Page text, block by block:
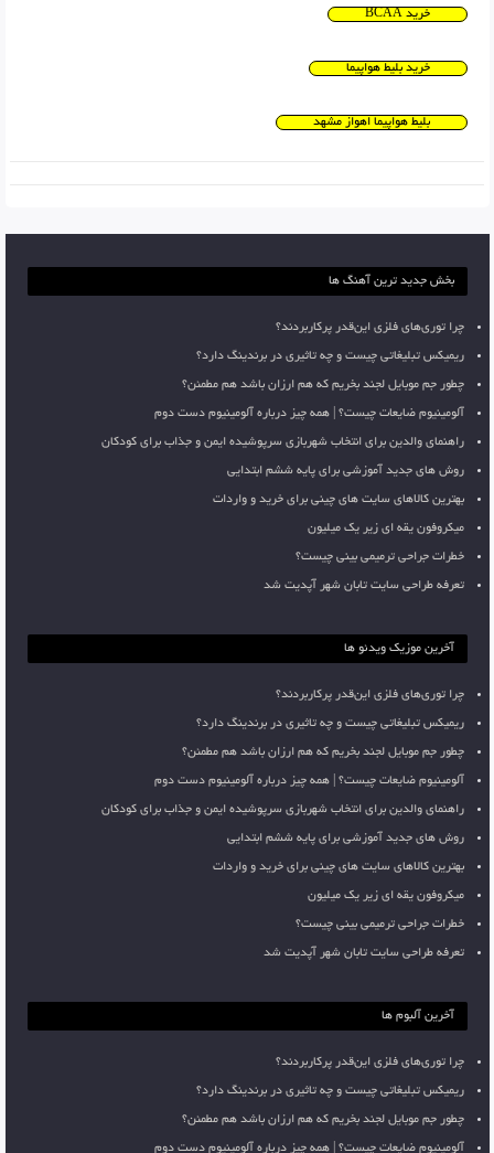
خرید BCAA
خرید بلیط هواپیما
بلیط هواپیما اهواز مشهد
بخش جدید ترین آهنگ ها
چرا توری‌های فلزی این‌قدر پرکاربردند؟
ریمیکس تبلیغاتی چیست و چه تاثیری در برندینگ دارد؟
چطور جم موبایل لجند بخریم که هم ارزان باشد هم مطمئن؟
آلومینیوم ضایعات چیست؟ | همه چیز درباره آلومینیوم دست دوم
راهنمای والدین برای انتخاب شهربازی سرپوشیده ایمن و جذاب برای کودکان
روش های جدید آموزشی برای پایه ششم ابتدایی
بهترین کالاهای سایت های چینی برای خرید و واردات
میکروفون یقه ای زیر یک میلیون
خطرات جراحی ترمیمی بینی چیست؟
تعرفه طراحی سایت تابان شهر آپدیت شد
آخرین موزیک ویدئو ها
چرا توری‌های فلزی این‌قدر پرکاربردند؟
ریمیکس تبلیغاتی چیست و چه تاثیری در برندینگ دارد؟
چطور جم موبایل لجند بخریم که هم ارزان باشد هم مطمئن؟
آلومینیوم ضایعات چیست؟ | همه چیز درباره آلومینیوم دست دوم
راهنمای والدین برای انتخاب شهربازی سرپوشیده ایمن و جذاب برای کودکان
روش های جدید آموزشی برای پایه ششم ابتدایی
بهترین کالاهای سایت های چینی برای خرید و واردات
میکروفون یقه ای زیر یک میلیون
خطرات جراحی ترمیمی بینی چیست؟
تعرفه طراحی سایت تابان شهر آپدیت شد
آخرین آلبوم ها
چرا توری‌های فلزی این‌قدر پرکاربردند؟
ریمیکس تبلیغاتی چیست و چه تاثیری در برندینگ دارد؟
چطور جم موبایل لجند بخریم که هم ارزان باشد هم مطمئن؟
آلومینیوم ضایعات چیست؟ | همه چیز درباره آلومینیوم دست دوم